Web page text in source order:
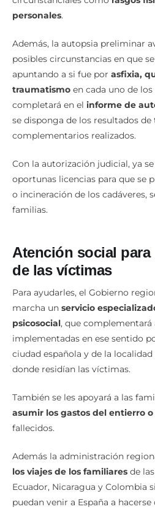
personales.
Además, la autopsia preliminar
posibles circunstancias en que
apuntando a si fue por asfixia,
traumatismo en cada uno de los
completará en el informe de
se disponga de los resultados de
complementarios realizados.
Con la autorización judicial, ya
oportunas licencias para que se
o incineración de los cadáveres,
familias.
Atención social
de las víctimas
Para ayudarles, el Gobierno
marcha un servicio
psicosocial, que complementará
implementadas en ese sentido
ciudad española y de la localidad
donde residían las víctimas.
También se les apoyará a las
asumir los gastos del entierro
fallecidos.
Además la administración
los viajes de los familiares de
Ecuador, Nicaragua y Colombia
puedan venir a España a